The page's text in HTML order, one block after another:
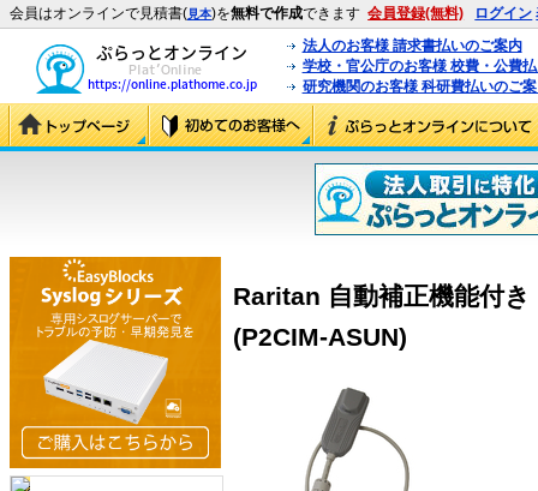
会員はオンラインで見積書(見本)を無料で作成できます 会員登録(無料) ログイン
法人のお客様 請求書払いのご案内
学校・官公庁のお客様 校費・公費
研究機関のお客様 科研費払いのご
Raritan 自動補正機能付
(P2CIM-ASUN)